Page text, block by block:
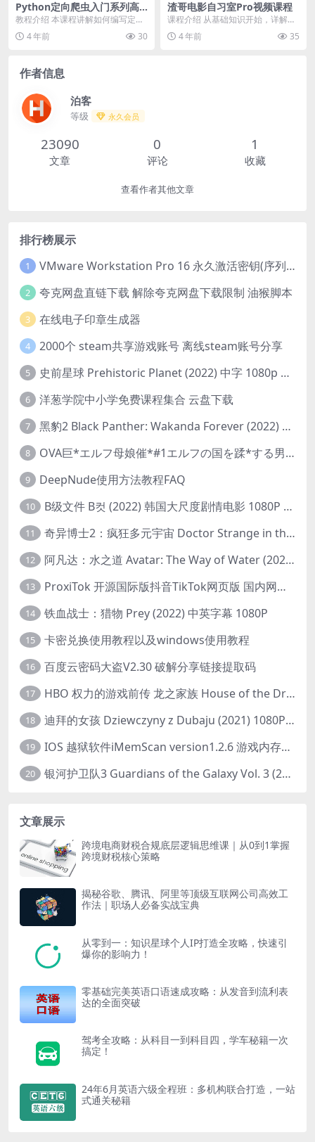
Python定向爬虫入门系列高
级视频教程
教程介绍 本课程讲解如何编写定向
爬虫。首先讲解爬虫的基本原理，
并使用Python...
4 年前 30
渣哥电影自习室Pro视频课程
课程介绍 从基础知识开始，详解影
视制作全流程，结合实例让你更直
观、有效地学习“如...
4 年前 35
作者信息
泊客
等级 永久会员
23090
文章
0
评论
1
收藏
查看作者其他文章
排行榜展示
1 VMware Workstation Pro 16 永久激活密钥(序列号)
2 夸克网盘直链下载 解除夸克网盘下载限制 油猴脚本
3 在线电子印章生成器
4 2000个 steam共享游戏账号 离线steam账号分享
5 史前星球 Prehistoric Planet (2022) 中字 1080p 高清 阿里云盘 2022.5.27已更新全集
6 洋葱学院中小学免费课程集合 云盘下载
7 黑豹2 Black Panther: Wakanda Forever (2022) 高清版
8 OVA巨*エルフ母娘催*#1エルフの国を蹂*する男。汚された女王と姫
9 DeepNude使用方法教程FAQ
10 B级文件 B컷 (2022) 韩国大尺度剧情电影 1080P 中字
11 奇异博士2：疯狂多元宇宙 Doctor Strange in the Multiverse of Madness (2022) 高清版1080p
12 阿凡达：水之道 Avatar: The Way of Water (2022) 1080p 2k 4k 中文字幕
13 ProxiTok 开源国际版抖音TikTok网页版 国内网络直连
14 铁血战士：猎物 Prey (2022) 中英字幕 1080P
15 卡密兑换使用教程以及windows使用教程
16 百度云密码大盗V2.30 破解分享链接提取码
17 HBO 权力的游戏前传 龙之家族 House of the Dragon (2022) 中字 1080P 更新4集
18 迪拜的女孩 Dziewczyny z Dubaju (2021) 1080P 中字
19 IOS 越狱软件iMemScan version1.2.6 游戏内存修改器
20 银河护卫队3 Guardians of the Galaxy Vol. 3 (2023)4K高清资源1080p只分享精品
文章展示
跨境电商财税合规底层逻辑思维课｜从0到1掌握
跨境财税核心策略
揭秘谷歌、腾讯、阿里等顶级互联网公司高效工
作法｜职场人必备实战宝典
从零到一：知识星球个人IP打造全攻略，快速引
爆你的影响力！
零基础完美英语口语速成攻略：从发音到流利表
达的全面突破
驾考全攻略：从科目一到科目四，学车秘籍一次
搞定！
24年6月英语六级全程班：多机构联合打造，一站
式通关秘籍